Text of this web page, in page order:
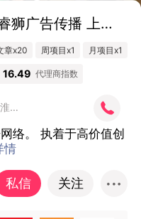
MullenLowe 睿狮广告传播 上海 MullenLowe Profero
章x20 周项目x1 月项目x1
16.49 代理商指数
淮海中路1045号淮海国际广场36/F
络。 执着于高价值创
情
私信 关注